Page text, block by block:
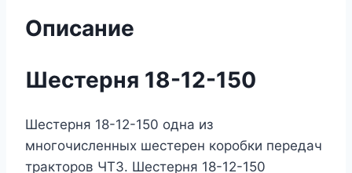
Описание
Шестерня 18-12-150
Шестерня 18-12-150 одна из
многочисленных шестерен коробки передач
тракторов ЧТЗ. Шестерня 18-12-150